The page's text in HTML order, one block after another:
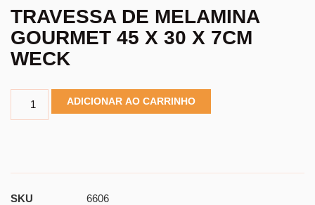
TRAVESSA DE MELAMINA
GOURMET 45 X 30 X 7CM
WECK
ADICIONAR AO CARRINHO
SKU
6606